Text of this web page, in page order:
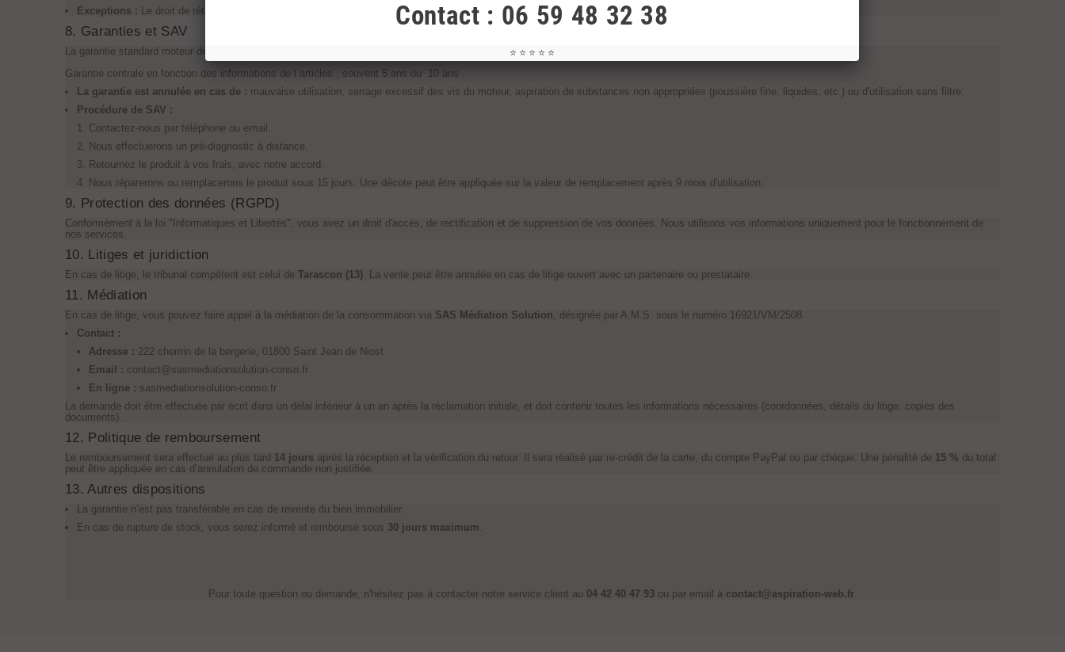
Exceptions :
Le droit de rétractation ne s'applique pas aux biens personnalisés ou aux services dont l'exécution a commencé.
8. Garanties et SAV
La garantie standard moteur de remplacement est d'
pour un usage professionnel. Le moteur bénéficie d'une garantie d'un an sauf indication .
Garantie centrale en fonction des informations de l articles , souvent 5 ans ou 10 ans .
La garantie est annulée en cas de : mauvaise utilisation, serrage excessif des vis du moteur, aspiration de substances non appropriées (poussière fine, liquides, etc.) ou d'utilisation sans filtre.
Procédure de SAV :
Contactez-nous par téléphone ou email.
Nous effectuerons un pré-diagnostic à distance.
Retournez le produit à vos frais, avec notre accord.
Nous réparerons ou remplacerons le produit sous 15 jours. Une décote peut être appliquée sur la valeur de remplacement après 9 mois d'utilisation.
9. Protection des données (RGPD)
Conformément à la loi "Informatiques et Libertés", vous avez un droit d'accès, de rectification et de suppression de vos données. Nous utilisons vos informations uniquement pour le fonctionnement de
nos services.
10. Litiges et juridiction
En cas de litige, le tribunal compétent est celui de Tarascon (13) . La vente peut être annulée en cas de litige ouvert avec un partenaire ou prestataire.
11. Médiation
En cas de litige, vous pouvez faire appel à la médiation de la consommation via SAS Médiation Solution , désignée par A.M.S. sous le numéro 16921/VM/2508.
Contact :
Adresse : 222 chemin de la bergerie, 01800 Saint Jean de Niost
Email : contact@sasmediationsolution-conso.fr
En ligne : sasmediationsolution-conso.fr
La demande doit être effectuée par écrit dans un délai inférieur à un an après la réclamation initiale, et doit contenir toutes les informations nécessaires (coordonnées, détails du litige, copies des
documents).
12. Politique de remboursement
Le remboursement sera effectué au plus tard 14 jours après la réception et la vérification du retour. Il sera réalisé par re-crédit de la carte, du compte PayPal ou par chèque. Une pénalité de 15 % du total
peut être appliquée en cas d’annulation de commande non justifiée.
13. Autres dispositions
La garantie n’est pas transférable en cas de revente du bien immobilier.
En cas de rupture de stock, vous serez informé et remboursé sous 30 jours maximum
Pour toute question ou demande, n'hésitez pas à contacter notre service client au 04 42 40 47 93ou par email à contact@aspiration-web.fr.
Contact : 06 59 48 32 38
⭐ ⭐ ⭐ ⭐ ⭐